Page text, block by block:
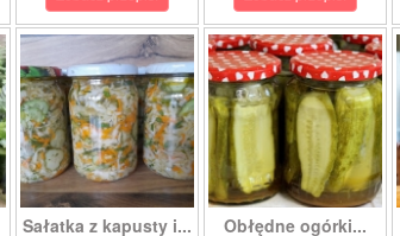
Sałatka z kapusty i... Obłędne ogórki...